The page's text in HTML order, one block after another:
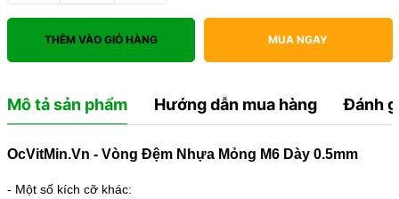
THÊM VÀO GIỎ HÀNG MUA NGAY
Mô tả sản phẩm Hướng dẫn mua hàng Đánh
OcVitMin.Vn - Vòng Đệm Nhựa Mỏng M6 Dày 0.5mm
- Một số kích cỡ khác: